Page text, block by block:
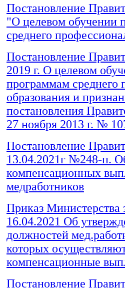
Постановление
"О целевом обучении
среднего
Постановление
2019 г. О целевом
программам среднего
образования и
постановления
27 ноября 2013 г. №
Постановление
13.04.2021г №248-п.
компенсационных
медработников
Приказ
16.04.2021 Об
должностей
которых
компенсационные
Постановление